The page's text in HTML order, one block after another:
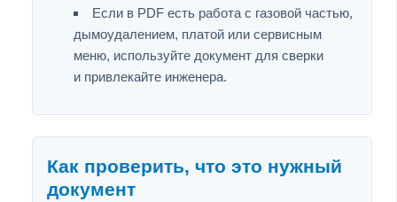
Если в PDF есть работа с газовой частью,
дымоудалением, платой или сервисным
меню, используйте документ для сверки
и привлекайте инженера.
Как проверить, что это нужный
документ